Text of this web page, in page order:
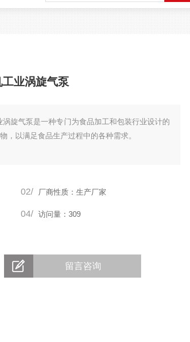
业涡旋气泵
旋气泵是一种专门为食品加工和包装行业设计的
，以满足食品生产过程中的各种需求。
02/ 厂商性质：生产厂家
04/ 访问量：309
留言咨询